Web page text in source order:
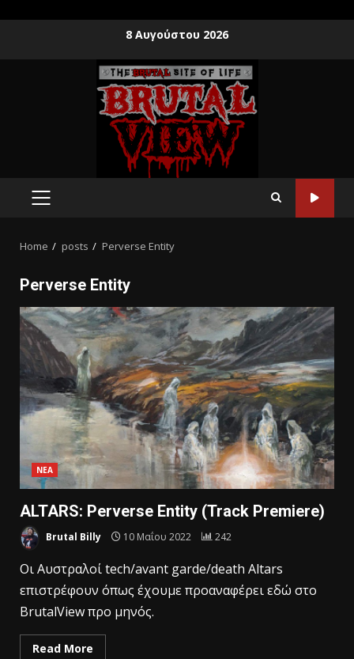
8 Αυγούστου 2026
Home posts Perverse Entity
Perverse Entity
ΝΕΑ
ALTARS: Perverse Entity (Track Premiere)
Brutal Billy 10 Μαΐου 2022 242
Oι Αυστραλοί tech/avant garde/death Altars
επιστρέφουν όπως έχουμε προαναφέρει εδώ στο
BrutalView προ μηνός.
Read More